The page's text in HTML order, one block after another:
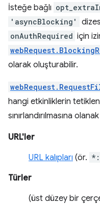
İsteğe bağlı
'asyncBlocking'
onAuthRequired için
olarak oluşturabilir.
hangi etkinliklerin
sınırlandırılmasına
URL'ler
URL kalıpları (ör.
Türler
(üst düzey bir